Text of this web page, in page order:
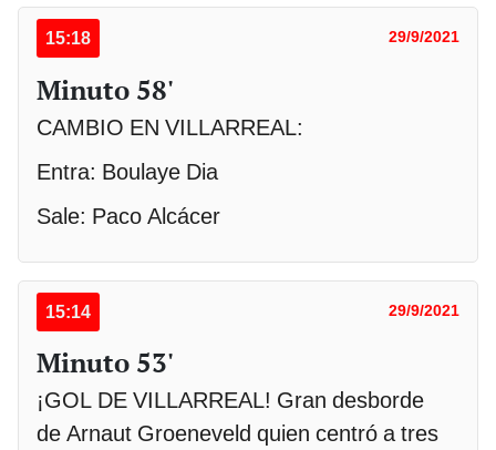
15:18 29/9/2021
Minuto 58'
CAMBIO EN VILLARREAL:
Entra: Boulaye Dia
Sale: Paco Alcácer
15:14 29/9/2021
Minuto 53'
¡GOL DE VILLARREAL! Gran desborde
de Arnaut Groeneveld quien centró a tres